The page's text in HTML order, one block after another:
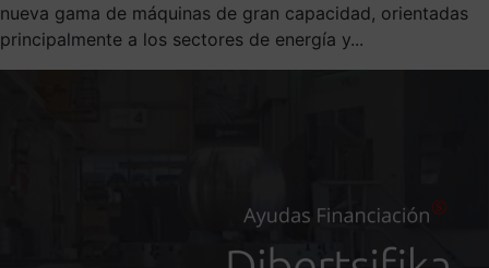
nueva gama de máquinas de gran capacidad, orientadas
principalmente a los sectores de energía y...